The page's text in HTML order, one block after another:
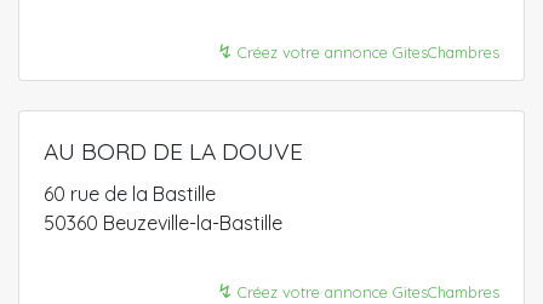
↯ Créez votre annonce GitesChambres
AU BORD DE LA DOUVE
60 rue de la Bastille
50360 Beuzeville-la-Bastille
↯ Créez votre annonce GitesChambres